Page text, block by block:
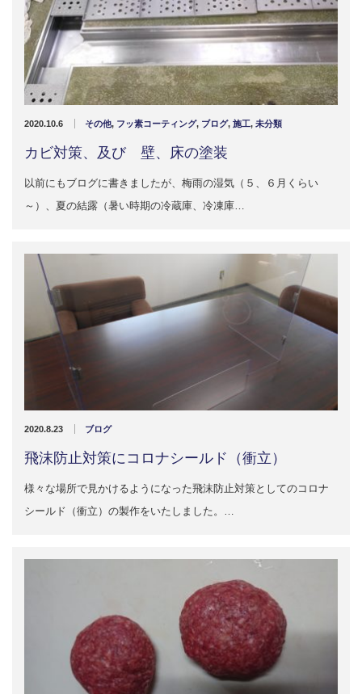
2020.10.6 その他, フッ素コーティング, ブログ, 施工, 未分類
カビ対策、及び 壁、床の塗装
以前にもブログに書きましたが、梅雨の湿気（５、６月くらい
～）、夏の結露（暑い時期の冷蔵庫、冷凍庫…
2020.8.23 ブログ
飛沫防止対策にコロナシールド（衝立）
様々な場所で見かけるようになった飛沫防止対策としてのコロナ
シールド（衝立）の製作をいたしました。…